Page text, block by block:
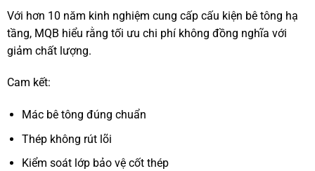
Với hơn 10 năm kinh nghiệm cung cấp cấu kiện bê tông hạ
tầng, MQB hiểu rằng tối ưu chi phí không đồng nghĩa với
giảm chất lượng.
Cam kết:
Mác bê tông đúng chuẩn
Thép không rút lõi
Kiểm soát lớp bảo vệ cốt thép